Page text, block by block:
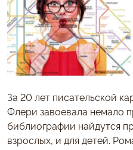
За 20 лет писательской
Флери завоевала немало
библиографии найдутся
взрослых, и для детей.